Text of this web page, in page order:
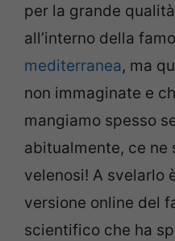
per la grande
all’interno della
mediterranea, ma
non immaginate e
mangiamo spesso
abitualmente, ce ne
velenosi! A svelarlo
versione online del
scientifico che ha